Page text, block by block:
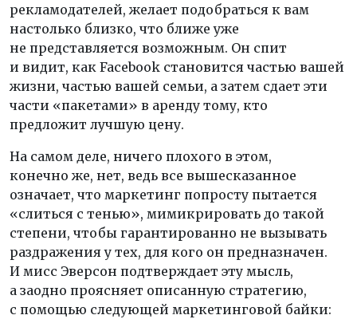
рекламодателей, желает подобраться к вам
настолько близко, что ближе уже
не представляется возможным. Он спит
и видит, как Facebook становится частью вашей
жизни, частью вашей семьи, а затем сдает эти
части «пакетами» в аренду тому, кто
предложит лучшую цену.
На самом деле, ничего плохого в этом,
конечно же, нет, ведь все вышесказанное
означает, что маркетинг попросту пытается
«слиться с тенью», мимикрировать до такой
степени, чтобы гарантированно не вызывать
раздражения у тех, для кого он предназначен.
И мисс Эверсон подтверждает эту мысль,
а заодно проясняет описанную стратегию,
с помощью следующей маркетинговой байки: